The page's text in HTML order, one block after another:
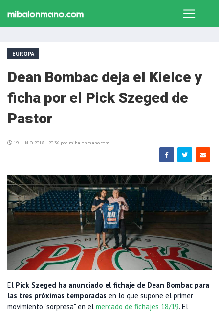
EUROPA
Dean Bombac deja el Kielce y
ficha por el Pick Szeged de
Pastor
19 JUNIO 2018 | 20:36 por mibalonmano.com
El Pick Szeged ha anunciado el fichaje de Dean Bombac para
las tres próximas temporadas en lo que supone el primer
movimiento "sorpresa" en el mercado de fichajes 18/19. El